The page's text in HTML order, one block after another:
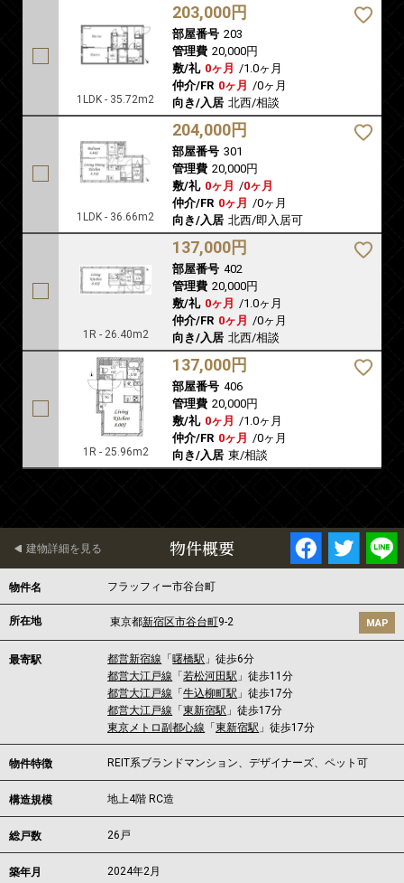
1LDK - 35.72m2
203,000円
部屋番号 203
管理費 20,000円
敷/礼 0ヶ月 /1.0ヶ月
仲介/FR 0ヶ月 /0ヶ月
向き/入居 北西/相談
1LDK - 36.66m2
204,000円
部屋番号 301
管理費 20,000円
敷/礼 0ヶ月 /0ヶ月
仲介/FR 0ヶ月 /0ヶ月
向き/入居 北西/即入居可
1R - 26.40m2
137,000円
部屋番号 402
管理費 20,000円
敷/礼 0ヶ月 /1.0ヶ月
仲介/FR 0ヶ月 /0ヶ月
向き/入居 北西/相談
1R - 25.96m2
137,000円
部屋番号 406
管理費 20,000円
敷/礼 0ヶ月 /1.0ヶ月
仲介/FR 0ヶ月 /0ヶ月
向き/入居 東/相談
物件概要
建物詳細を見る
物件名 フラッフィー市谷台町
所在地 東京都新宿区市谷台町9-2 MAP
最寄駅 都営新宿線 「曙橋駅 」徒歩6分
都営大江戸線 「若松河田駅 」徒歩11分
都営大江戸線 「牛込柳町駅 」徒歩17分
都営大江戸線 「東新宿駅 」徒歩17分
東京メトロ副都心線 「東新宿駅 」徒歩17分
物件特徴 REIT系ブランドマンション、デザイナーズ、ペット可
構造規模 地上4階 RC造
総戸数 26戸
築年月 2024年2月